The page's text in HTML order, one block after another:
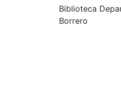
Biblioteca
Borrero